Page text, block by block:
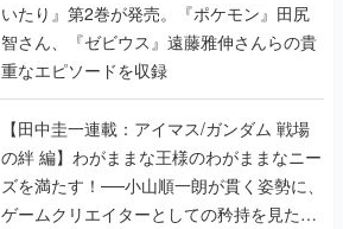
いたり』第2巻が発売。『ポケモン』田尻
智さん、『ゼビウス』遠藤雅伸さんらの貴
重なエピソードを収録
【田中圭一連載：アイマス/ガンダム 戦場
の絆 編】わがままな王様のわがままなニー
ズを満たす！──小山順一朗が貫く姿勢に、
ゲームクリエイターとしての矜持を見た